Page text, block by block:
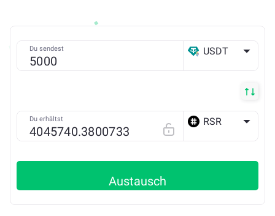
Du sendest USDT
Du erhältst RSR
Austausch